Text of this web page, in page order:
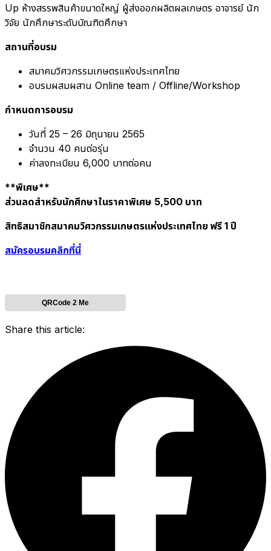
Up ห้างสรรพสินค้าขนาดใหญ่ ผู้ส่งออกผลิตผลเกษตร อาจารย์ นัก
วิจัย นักศึกษาระดับบัณฑิตศึกษา
สถานที่อบรม
สมาคมวิศวกรรมเกษตรแห่งประเทศไทย
อบรมผสมผสาน Online team / Offline/Workshop
กำหนดการอบรม
วันที่ 25 – 26 มิถุนายน 2565
จำนวน 40 คนต่อรุ่น
ค่าลงทะเบียน 6,000 บาทต่อคน
**พิเศษ**
ส่วนลดสำหรับนักศึกษาในราคาพิเศษ 5,500 บาท
สิทธิสมาชิกสมาคมวิศวกรรมเกษตรแห่งประเทศไทย ฟรี 1 ปี
สมัครอบรมคลิกที่นี่
QRCode 2 Me
Share this article: